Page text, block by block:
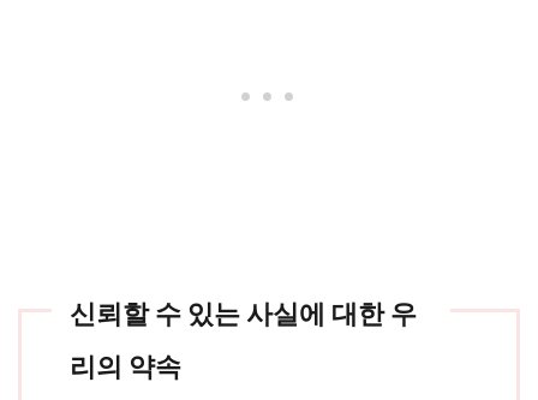
신뢰할 수 있는 사실에 대한 우
리의 약속